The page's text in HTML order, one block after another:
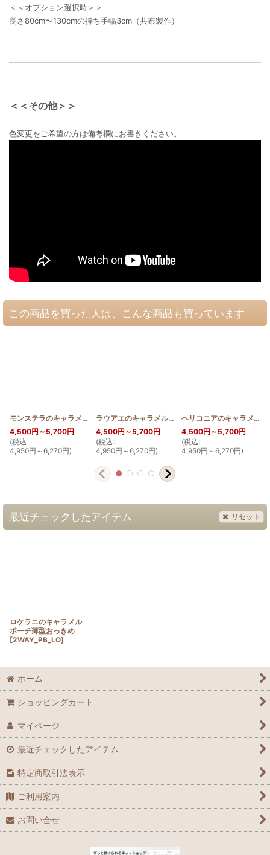
＜＜オプション選択時＞＞
長さ80cm〜130cmの持ち手幅3cm（共布製作）
＜＜その他＞＞
色変更をご希望の方は備考欄にお書きください。
この商品を買った人は、こんな商品も買っています
モンステラのキャラメルポーチ薄型おっきめ [2WAY_PB_MON]
4,500円 ～5,700円
(税込 :
4,950円 ～6,270円)
ラウアエのキャラメルポーチ薄型おっきめ [
4,500円 ～5,700円
(税込 :
4,950円 ～6,270円)
ヘリコニアのキャラメルポーチ薄型おっきめ
4,500円 ～5,700円
(税込 :
4,950円 ～6,270円)
最近チェックしたアイテム リセット
ロケラニのキャラメル
ポーチ薄型おっきめ
[2WAY_PB_LO]
ホーム
ショッピングカート
マイページ
最近チェックしたアイテム
特定商取引法表示
ご利用案内
お問い合せ